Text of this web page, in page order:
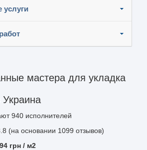
услуги
мастера для укладка
Украина
940 исполнителей
(на основании 1099 отзывов)
грн / м2